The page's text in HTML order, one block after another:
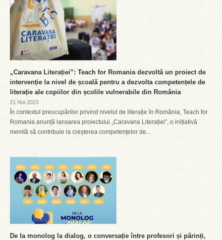
„Caravana Literației”: Teach for Romania dezvoltă un proiect de
intervenție la nivel de școală pentru a dezvolta competențele de
literație ale copiilor din școlile vulnerabile din România
21 Noi 2023
În contextul preocupărilor privind nivelul de literație în România, Teach for
Romania anunță lansarea proiectului „Caravana Literației”, o inițiativă
menită să contribuie la creșterea competențelor de...
De la monolog la dialog, o conversație între profesori și părinți,